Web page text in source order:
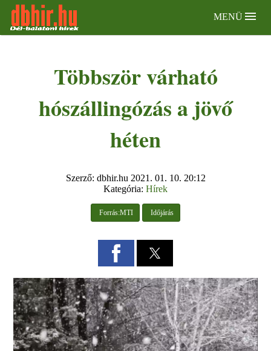
MENÜ
Többször várható
hószállingózás a jövő
héten
Szerző: dbhir.hu 2021. 01. 10. 20:12
Kategória: Hírek
Forrás:MTI Időjárás